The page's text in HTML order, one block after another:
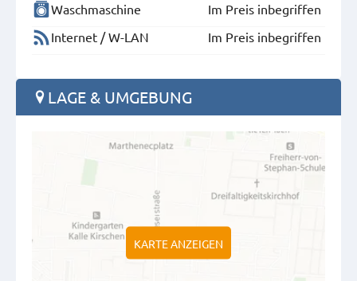
Waschmaschine
Im Preis inbegriffen
Internet / W-LAN
Im Preis inbegriffen
LAGE & UMGEBUNG
KARTE ANZEIGEN